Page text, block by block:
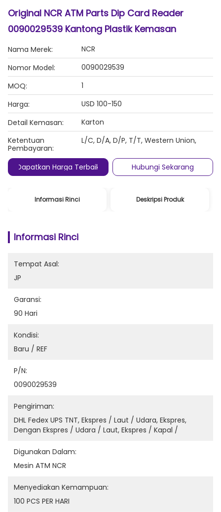
Original NCR ATM Parts Dip Card Reader
0090029539 Kantong Plastik Kemasan
Nama Merek:
NCR
Nomor Model:
0090029539
MOQ:
1
Harga:
USD 100-150
Detail Kemasan:
Karton
Ketentuan
Pembayaran:
L/C, D/A, D/P, T/T, Western Union,
Dapatkan Harga Terbaik Hubungi Sekarang
Informasi Rinci Deskripsi Produk
Informasi Rinci
Tempat Asal:
JP
Garansi:
90 Hari
Kondisi:
Baru / REF
P/N:
0090029539
Pengiriman:
DHL Fedex UPS TNT, Ekspres / Laut / Udara, Ekspres,
Dengan Ekspres / Udara / Laut, Ekspres / Kapal /
Digunakan Dalam:
Mesin ATM NCR
Menyediakan Kemampuan:
100 PCS PER HARI